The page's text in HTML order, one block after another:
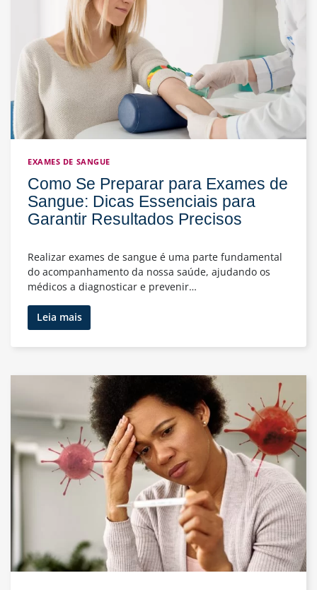
Importante
e
Quando
Tomar?
Descubra
Tudo
Sobre
a
Vacinação
EXAMES DE SANGUE
Como Se Preparar para Exames de
Sangue: Dicas Essenciais para
Garantir Resultados Precisos
Realizar exames de sangue é uma parte fundamental
do acompanhamento da nossa saúde, ajudando os
médicos a diagnosticar e prevenir…
Leia maisComo
Se
Preparar
Exames
de
Sangue:
Dicas
Essenciais
para
Garantir
Resultados
Precisos